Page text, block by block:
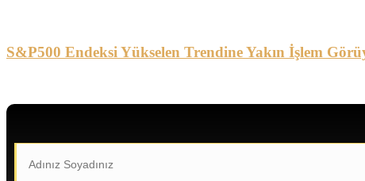
S&P500 Endeksi Yükselen Trendine Yakın İşlem